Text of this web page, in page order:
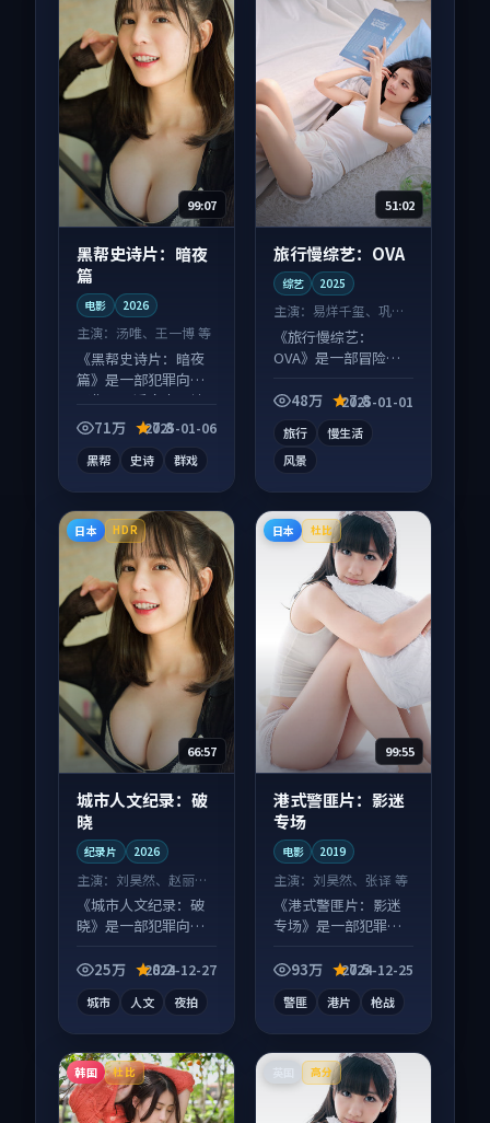
99:07
黑帮史诗片：暗夜
篇
电影 2026
主演： 汤唯、王一博 等
《黑帮史诗片：暗夜
篇》是一部犯罪向电
影作品，适合大屏端
观看，细节更丰富。
71万 7.8
2025-01-06
黑帮 史诗 群戏
51:02
旅行慢综艺：OVA
综艺 2025
主演： 易烊千玺、巩俐
等
《旅行慢综艺：
OVA》是一部冒险向
齐全，观感爽快不拖
48万 7.8
2025-01-01
旅行
慢生活
风景
日本 HDR
66:57
城市人文纪录：破
晓
纪录片 2026
主演： 刘昊然、赵丽颖
等
《城市人文纪录：破
晓》是一部犯罪向纪
齐全，观感爽快不拖
25万 8.2
2024-12-27
城市 人文 夜拍
日本 杜比
99:55
港式警匪片：影迷
专场
电影 2019
主演： 刘昊然、张译 等
《港式警匪片：影迷
专场》是一部犯罪向
信息量大，适合沉浸
93万 7.5
2024-12-25
警匪 港片 枪战
韩国 杜比 高分